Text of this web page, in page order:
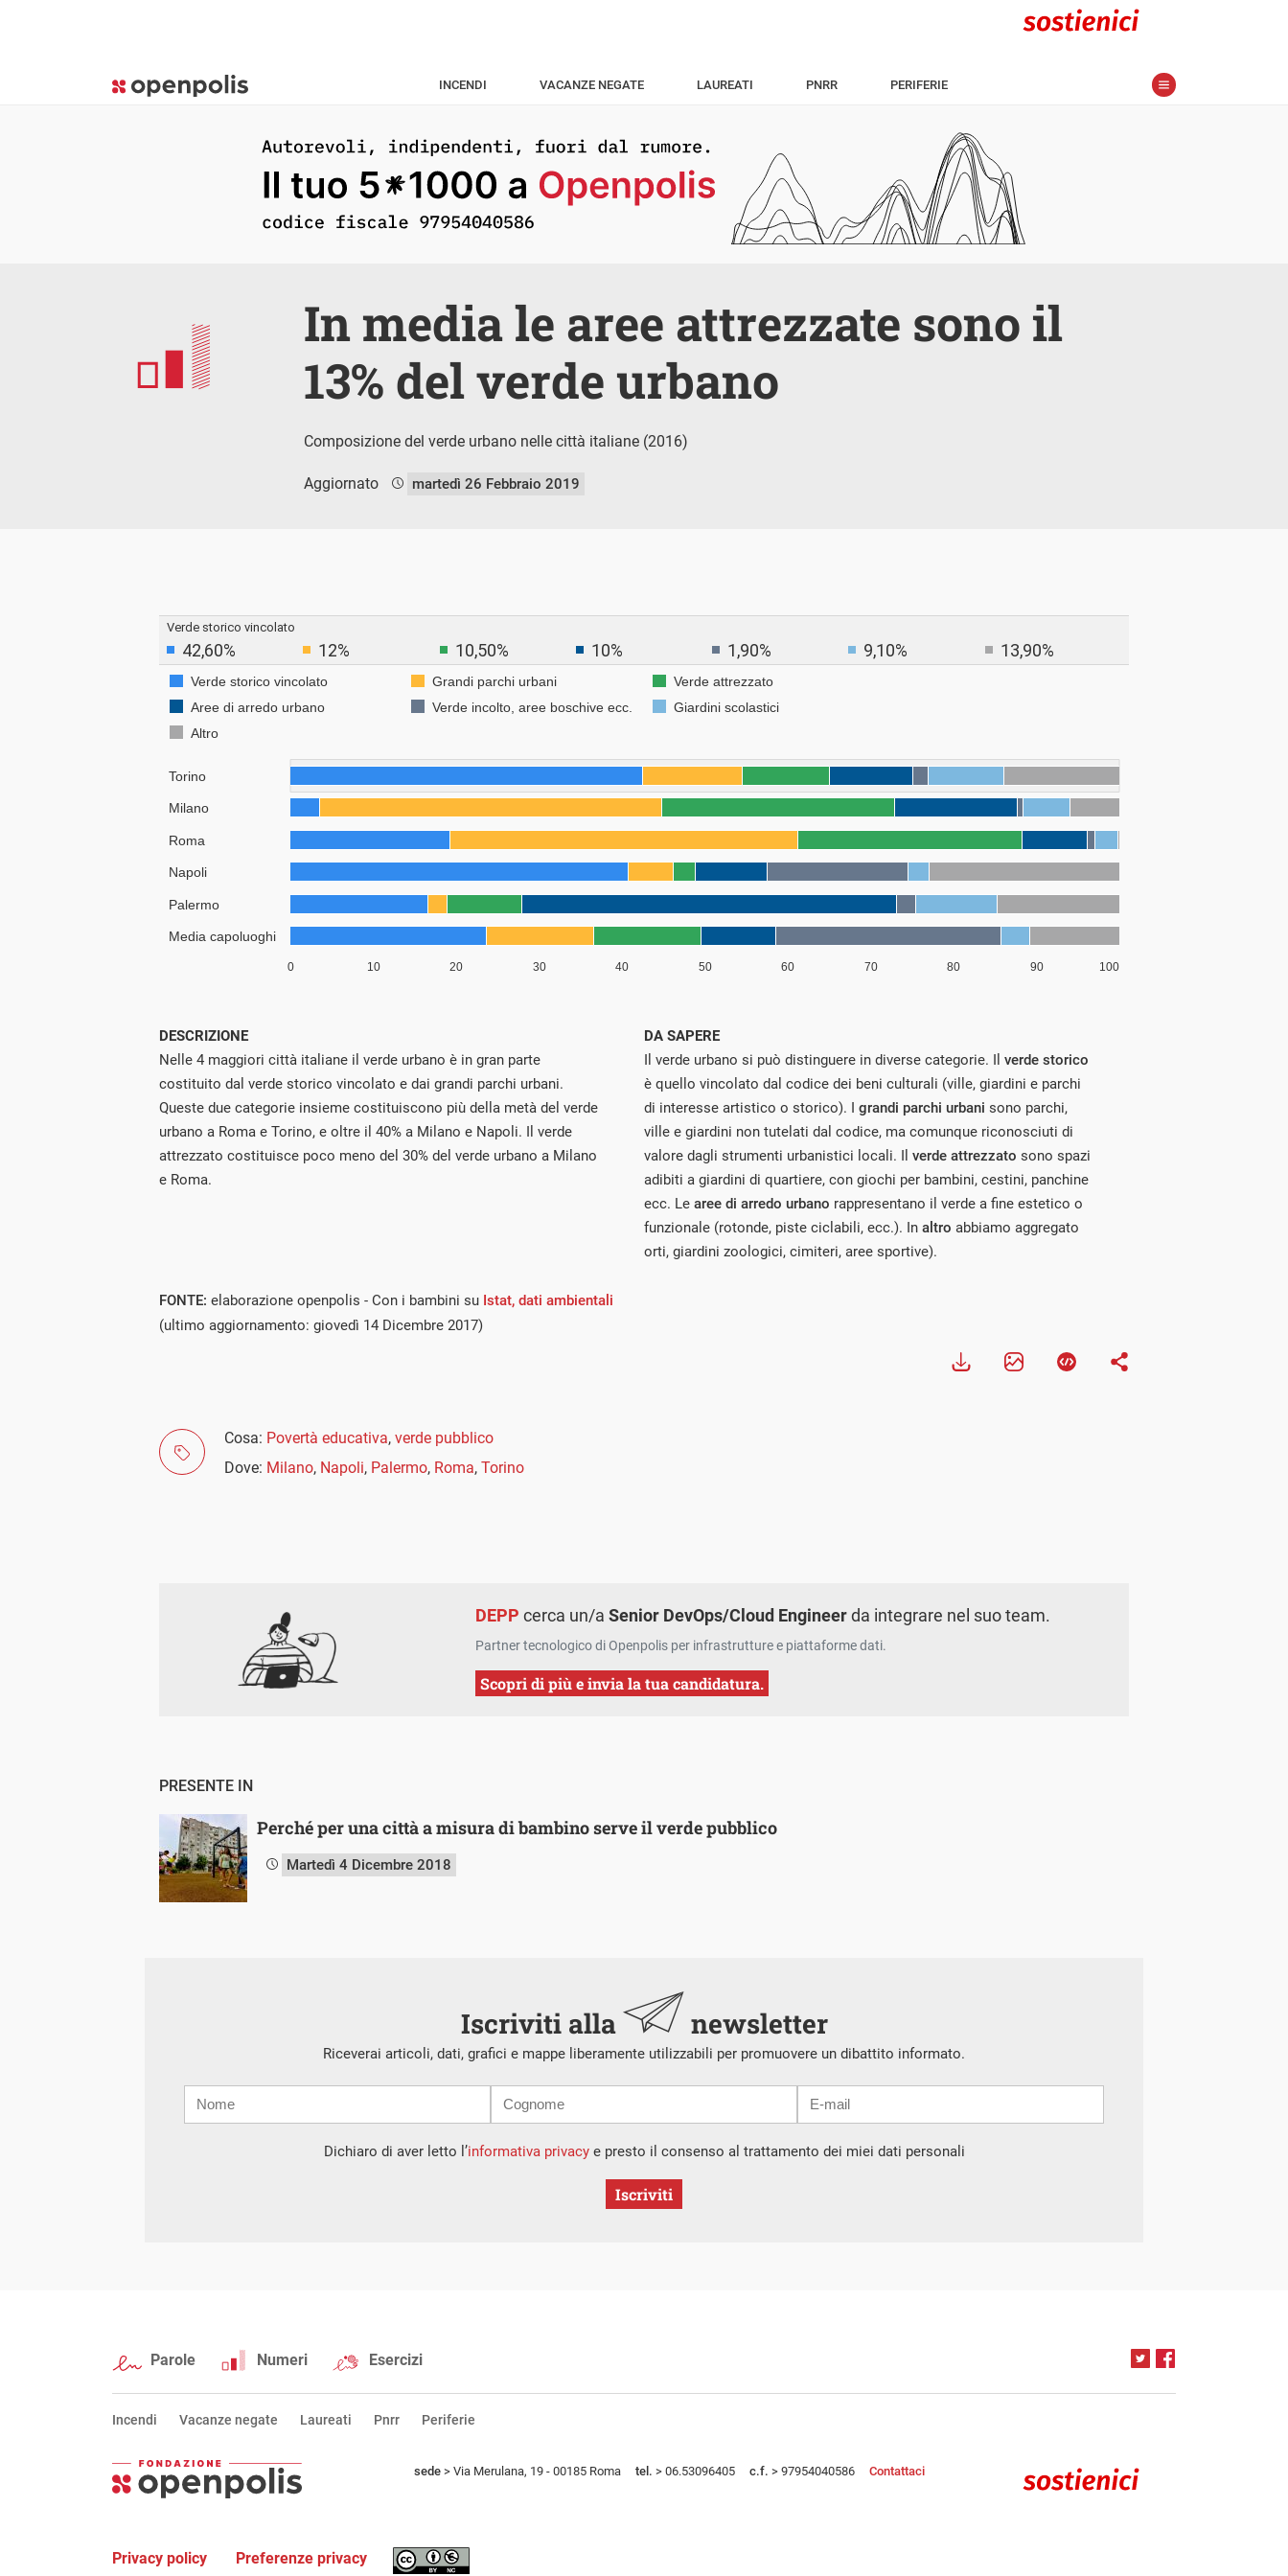
INCENDI VACANZE NEGATE LAUREATI PNRR PERIFERIE
In media le aree attrezzate sono il
13% del verde urbano
Composizione del verde urbano nelle città italiane (2016)
Aggiornato martedì 26 Febbraio 2019
DESCRIZIONE
Nelle 4 maggiori città italiane il verde urbano è in gran parte
costituito dal verde storico vincolato e dai grandi parchi urbani.
Queste due categorie insieme costituiscono più della metà del verde
urbano a Roma e Torino, e oltre il 40% a Milano e Napoli. Il verde
attrezzato costituisce poco meno del 30% del verde urbano a Milano
e Roma.
DA SAPERE
Il verde urbano si può distinguere in diverse categorie. Il verde storico
è quello vincolato dal codice dei beni culturali (ville, giardini e parchi
di interesse artistico o storico). I grandi parchi urbani sono parchi,
ville e giardini non tutelati dal codice, ma comunque riconosciuti di
valore dagli strumenti urbanistici locali. Il verde attrezzato sono spazi
adibiti a giardini di quartiere, con giochi per bambini, cestini, panchine
ecc. Le aree di arredo urbano rappresentano il verde a fine estetico o
funzionale (rotonde, piste ciclabili, ecc.). In altro abbiamo aggregato
orti, giardini zoologici, cimiteri, aree sportive).
FONTE: elaborazione openpolis - Con i bambini su Istat, dati ambientali
(ultimo aggiornamento: giovedì 14 Dicembre 2017)
Cosa: Povertà educativa, verde pubblico
Dove: Milano, Napoli, Palermo, Roma, Torino
DEPP cerca un/aSenior DevOps/Cloud Engineerda integrare nel suo team.
Partner tecnologico di Openpolis per infrastrutture e piattaforme dati.
Scopri di più e invia la tua candidatura.
PRESENTE IN
Perché per una città a misura di bambino serve il verde pubblico
Martedì 4 Dicembre 2018
Iscriviti alla newsletter
Riceverai articoli, dati, grafici e mappe liberamente utilizzabili per promuovere un dibattito informato.
mail
Dichiaro di aver letto l’informativa privacye presto il consenso al trattamento dei miei dati personali
Iscriviti
Parole Numeri Esercizi
Incendi Vacanze negate Laureati Pnrr Periferie
sede > Via Merulana, 19 - 00185 Roma tel. > 06.53096405 c.f. > 97954040586 Contattaci
Privacy policy Preferenze privacy